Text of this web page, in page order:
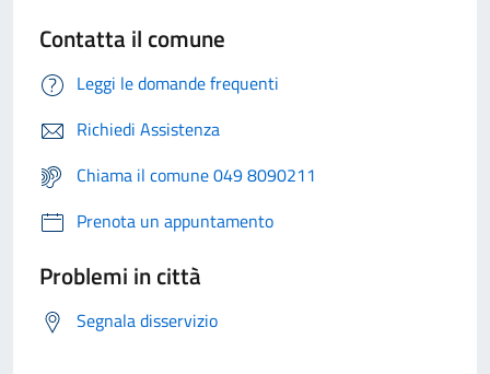
Contatta il comune
Leggi le domande frequenti
Richiedi Assistenza
Chiama il comune 049 8090211
Prenota un appuntamento
Problemi in città
Segnala disservizio